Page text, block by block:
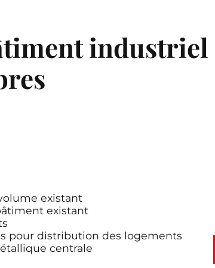
industriel
existant
existant
pour distribution des logements
centrale